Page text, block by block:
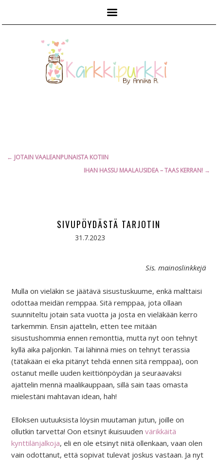
Artikkelien
← JOTAIN VAALEANPUNAISTA KOTIIN
IHAN HASSU MAALAUSIDEA – TAAS KERRAN! →
SIVUPÖYDÄSTÄ TARJOTIN
31.7.2023
Sis. mainoslinkkejä
Mulla on vieläkin se jäätävä sisustuskuume, enkä malttaisi
odottaa meidän remppaa. Sitä remppaa, jota ollaan
suunniteltu jotain sata vuotta ja josta en vieläkään kerro
tarkemmin. Ensin ajattelin, etten tee mitään
sisustushommia ennen remonttia, mutta nyt oon tehnyt
kyllä aika paljonkin. Tai lähinnä mies on tehnyt terassia
(tätäkään ei eka pitänyt tehdä ennen sitä remppaa), oon
ostanut meille uuden keittiönpöydän ja seuraavaksi
ajattelin mennä maalikauppaan, sillä sain taas omasta
mielestäni mahtavan idean, hah!
Elloksen uutuuksista löysin muutaman jutun, joille on
ollutkin tarvetta! Oon etsinyt ikuisuuden värikkäitä
kynttilänjalkoja, eli en ole etsinyt niitä ollenkaan, vaan olen
vain odottanut, että sopivat tulevat joskus vastaan. Ja nyt